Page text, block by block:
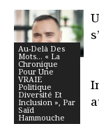
Chroniques
Au-Delà Des
Mots… « La
Chronique
Pour Une
VRAIE
Politique
Diversité Et
Inclusion », Par
Saïd
Hammouche